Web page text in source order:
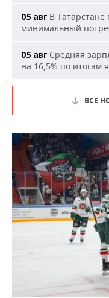
05 авг В
минимальный
05 авг Средняя
на 16,5% по итогам
ВСЕ